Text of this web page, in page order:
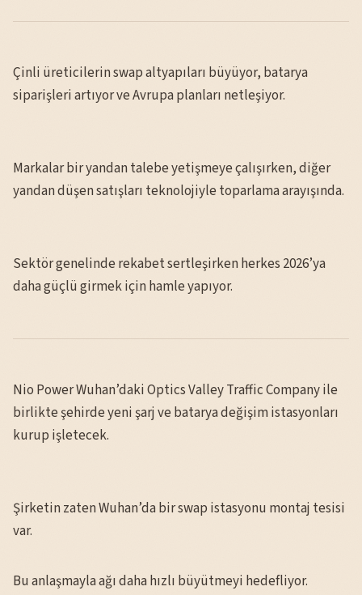
Çinli üreticilerin swap altyapıları büyüyor, batarya
siparişleri artıyor ve Avrupa planları netleşiyor.
Markalar bir yandan talebe yetişmeye çalışırken, diğer
yandan düşen satışları teknolojiyle toparlama arayışında.
Sektör genelinde rekabet sertleşirken herkes 2026’ya
daha güçlü girmek için hamle yapıyor.
Nio Power Wuhan’daki Optics Valley Traffic Company ile
birlikte şehirde yeni şarj ve batarya değişim istasyonları
kurup işletecek.
Şirketin zaten Wuhan’da bir swap istasyonu montaj tesisi
var.
Bu anlaşmayla ağı daha hızlı büyütmeyi hedefliyor.